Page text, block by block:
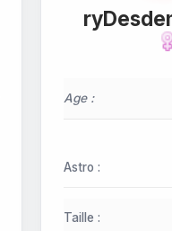
Age :
Astro :
Taille :